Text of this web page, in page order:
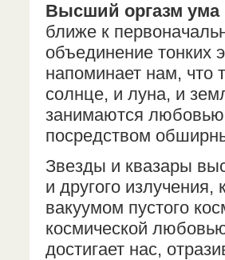
Высший оргазм ума
ближе к
объединение тонких
напоминает нам, что
солнце, и луна, и
занимаются любовью
посредством
Звезды и квазары
и другого
вакуумом пустого
космической
достигает нас,